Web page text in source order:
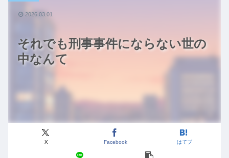
それでも刑事事件にならない世の
中なんて
X Facebook はてブ
2026.03.01